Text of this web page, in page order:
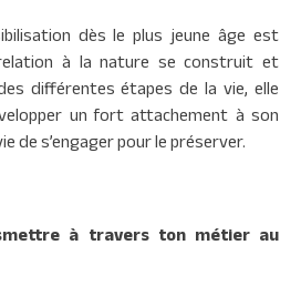
dès le plus jeune âge est
à la nature se construit et
différentes étapes de la vie, elle
un fort attachement à son
de s’engager pour le préserver.
à travers ton métier au